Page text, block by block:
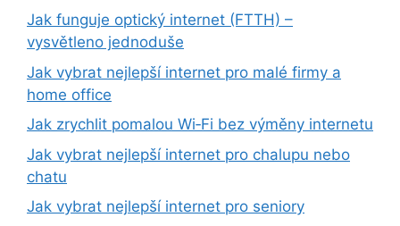
Jak funguje optický internet (FTTH) –
vysvětleno jednoduše
Jak vybrat nejlepší internet pro malé firmy a
home office
Jak zrychlit pomalou Wi‑Fi bez výměny internetu
Jak vybrat nejlepší internet pro chalupu nebo
chatu
Jak vybrat nejlepší internet pro seniory